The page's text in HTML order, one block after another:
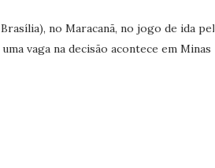
no Maracanã, no jogo de ida pela
vaga na decisão acontece em Minas